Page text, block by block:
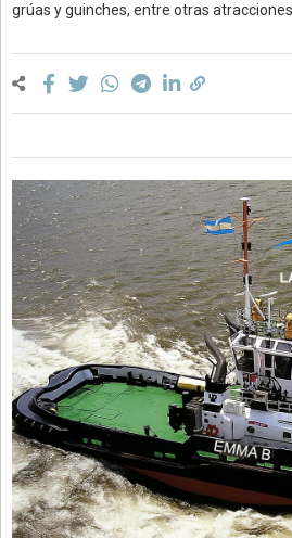
grúas y guinches, entre otras atracciones.